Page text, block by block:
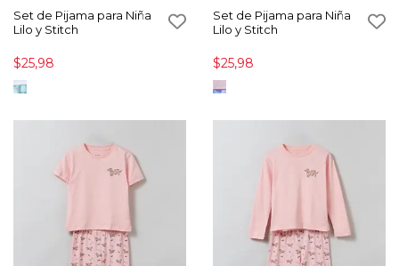
Set de Pijama para Niña
Lilo y Stitch
$25,98
Set de Pijama para Niña
Lilo y Stitch
$25,98